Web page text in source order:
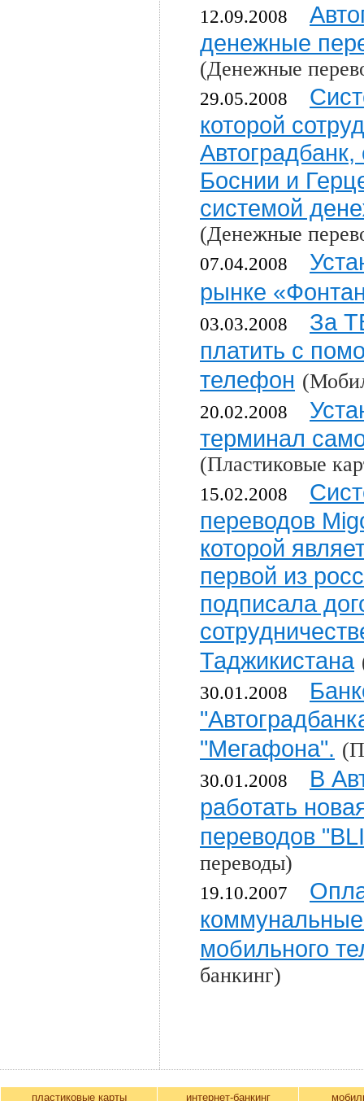
12.09.2008
денежные
(Денежные
29.05.2008
которой
Боснии и
системой
(Денежные
07.04.2008
рынке
03.03.2008
За
платить с
телефон
20.02.2008
терминал
(Пластиковые
15.02.2008
переводов
которой
первой из
подписала
Таджикистана
30.01.2008
"Мегафона".
30.01.2008
В
работать
переводов
переводы)
19.10.2007
мобильного
банкинг)
пластиковые карты интернет-банкинг